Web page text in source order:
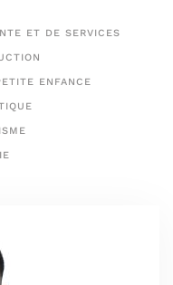
ET DE SERVICES
ENFANCE